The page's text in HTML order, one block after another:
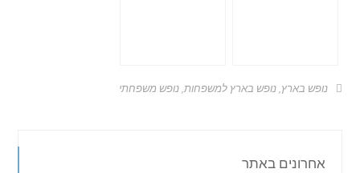
נופש בארץ,נופש בארץ למשפחות,נופש משפחתי
אחרונים באתר